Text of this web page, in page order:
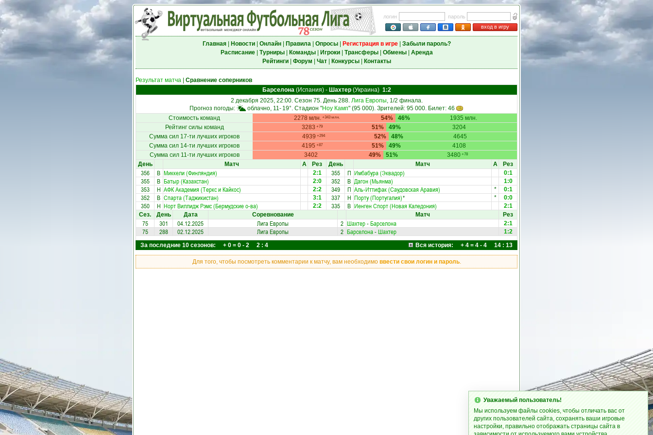
логин
пароль
вход в игру
Главная| Новости| Онлайн| Правила| Опросы| Регистрация в игре| Забыли пароль?
Расписание| Турниры| Команды| Игроки| Трансферы| Обмены| Аренда
Рейтинги| Форум Чат| Конкурсы| Контакты
Результат матча
Сравнение соперников
Барселона(Испания)- Шахтер(Украина) 1:2
2 декабря 2025, 22:00. Сезон 75. День 288. Лига Европы, 1/2 финала.
Прогноз погоды:
облачно, 11- 19°. Стадион "Ноу Камп" (95 000). Зрителей: 95 000. Билет: 46
Стоимость команд
2278 млн. +343 млн. 54% 1935 млн.
46%
Рейтинг силы команд
3283 +79 51% 3204
49%
Сумма сил 17-ти лучших игроков
4939 +294 52% 4645
48%
Сумма сил 14-ти лучших игроков
4195 +87 51% 4108
49%
Сумма сил 11-ти лучших игроков
3402 49% 3480 +78
51%
День
Матч А Рез
356 В Миккели (Финляндия) 2:1
355 В Батыр (Казахстан) 2:0
353 Н АФК Академия (Теркс и Кайкос) 2:2
352 В Спарта (Таджикистан) 3:1
350 Н Норт Виллидж Рэмс (Бермудские о-ва) 2:2
День Матч А Рез
355 П Имбабура (Эквадор) 0:1
352 В Дагон (Мьянма) 1:0
349 П Аль-Иттифак (Саудовская Аравия) * 0:1
337 Н Порту (Португалия)* * 0:0
335 В Иенген Спорт (Новая Каледония)
2:1
Сез.
День Дата Соревнование Матч Рез
75 301 04.12.2025 Лига Европы 2 Шахтер-Барселона 2:1
75 288 02.12.2025 Лига Европы 2 Барселона-Шахтер
1:2
За последние 10 сезонов: + 0 = 0 - 2 2 : 4
Вся история: + 4 = 4 - 4 14 : 13
Для того, чтобы посмотреть комментарии к матчу, вам необходимо ввести свои логин и пароль.
Уважаемый пользователь!
Мы используем файлы cookies, чтобы отличать вас от
других пользователей сайта, сохранять ваши игровые
настройки, правильно отображать страницы сайта в